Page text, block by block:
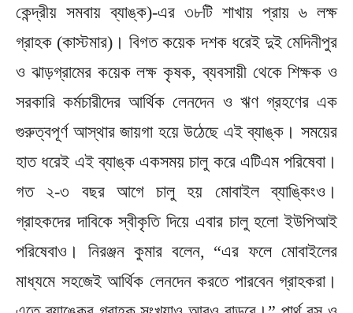
কেন্দ্রীয় সমবায় ব্যাঙ্ক)-এর ৩৮টি শাখায় প্রায় ৬ লক্ষ
গ্রাহক (কাস্টমার)। বিগত কয়েক দশক ধরেই দুই মেদিনীপুর
ও ঝাড়গ্রামের কয়েক লক্ষ কৃষক, ব্যবসায়ী থেকে শিক্ষক ও
সরকারি কর্মচারীদের আর্থিক লেনদেন ও ঋণ গ্রহণের এক
গুরুত্বপূর্ণ আস্থার জায়গা হয়ে উঠেছে এই ব্যাঙ্ক। সময়ের
হাত ধরেই এই ব্যাঙ্ক একসময় চালু করে এটিএম পরিষেবা।
গত ২-৩ বছর আগে চালু হয় মোবাইল ব্যাঙ্কিংও।
গ্রাহকদের দাবিকে স্বীকৃতি দিয়ে এবার চালু হলো ইউপিআই
পরিষেবাও। নিরঞ্জন কুমার বলেন, “এর ফলে মোবাইলের
মাধ্যমে সহজেই আর্থিক লেনদেন করতে পারবেন গ্রাহকরা।